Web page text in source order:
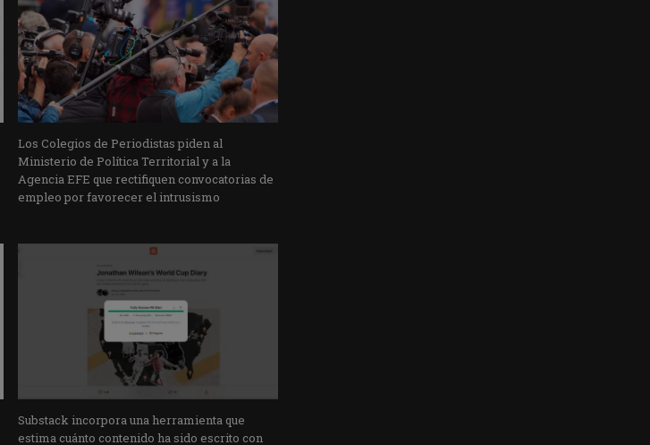
Los Colegios de Periodistas piden al
Ministerio de Política Territorial y a la
Agencia EFE que rectifiquen convocatorias de
empleo por favorecer el intrusismo
Substack incorpora una herramienta que
estima cuánto contenido ha sido escrito con